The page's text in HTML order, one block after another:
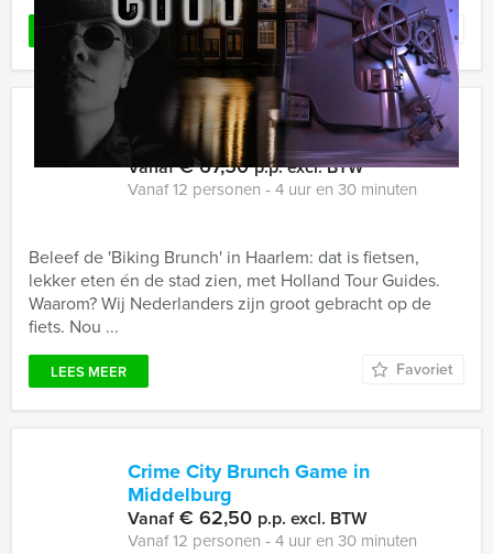
LEES MEER Favoriet
Biking Brunch Haarlem
Vanaf€ 67,50 p.p. excl. BTW
Vanaf 12 personen ‐ 4 uur en 30 minuten
Beleef de 'Biking Brunch' in Haarlem: dat is fietsen,
lekker eten én de stad zien, met Holland Tour Guides.
Waarom? Wij Nederlanders zijn groot gebracht op de
fiets. Nou ...
LEES MEER Favoriet
Crime City Brunch Game in
Middelburg
Vanaf€ 62,50 p.p. excl. BTW
Vanaf 12 personen ‐ 4 uur en 30 minuten